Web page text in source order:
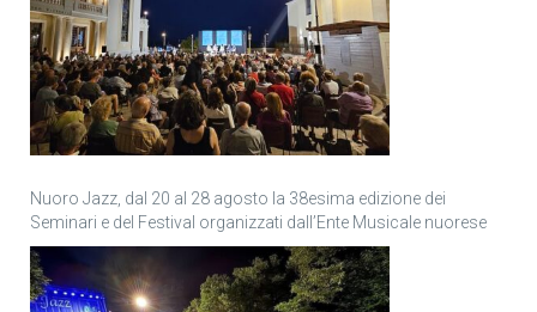
Nuoro Jazz, dal 20 al 28 agosto la 38esima edizione dei
Seminari e del Festival organizzati dall’Ente Musicale nuorese